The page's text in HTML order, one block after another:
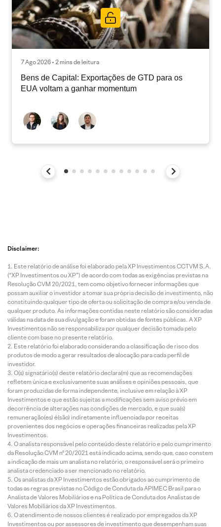
7 Ago 2026 • 2 mins de leitura
Bens de Capital: Exportações de GTD para os
EUA voltam a ganhar momentum
Disclaimer:
Este relatório de análise foi elaborado pela XP Investimentos CCTVM S.A.
(“XP Investimentos ou XP”) de acordo com todas as exigências previstas na
Resolução CVM 20/2021, tem como objetivo fornecer informações que
possam auxiliar o investidor a tomar sua própria decisão de investimento, não
constituindo qualquer tipo de oferta ou solicitação de compra e/ou venda de
qualquer produto. As informações contidas neste relatório são consideradas
válidas na data de sua divulgação e foram obtidas de fontes públicas. A XP
Investimentos não se responsabiliza por qualquer decisão tomada pelo
cliente com base no presente relatório.
Este relatório foi elaborado considerando a classificação de risco dos
produtos de modo a gerar resultados de alocação para cada perfil de
investidor.
O(s) signatário(s) deste relatório declara(m) que as recomendações
refletem única e exclusivamente suas análises e opiniões pessoais, que
foram produzidas de forma independente, inclusive em relação à XP
Investimentos e que estão sujeitas a modificações sem aviso prévio em
decorrência de alterações nas condições de mercado, e que sua(s)
remuneração(es) é(são) indiretamente influenciada por receitas
provenientes dos negócios e operações financeiras realizadas pela XP
Investimentos.
O analista responsável pelo conteúdo deste relatório e pelo cumprimento
da Resolução CVM nº 20/2021 está indicado acima, sendo que, caso constem
a indicação de mais um analista no relatório, o responsável será o primeiro
analista credenciado a ser mencionado no relatório.
Os analistas da XP Investimentos estão obrigados ao cumprimento de
todas as regras previstas no Código de Conduta da APIMEC Brasil para o
Analista de Valores Mobiliários e na Política de Conduta dos Analistas de
Valores Mobiliários da XP Investimentos.
O atendimento de nossos clientes é realizado por empregados da XP
Investimentos ou por assessores de investimento que desempenham suas